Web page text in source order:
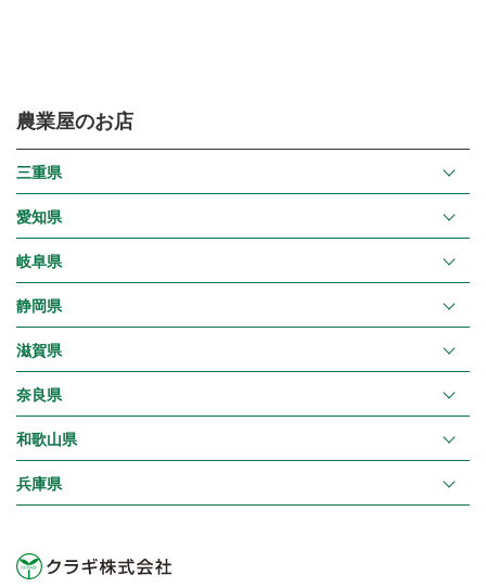
農業屋のお店
三重県
愛知県
岐阜県
静岡県
滋賀県
奈良県
和歌山県
兵庫県